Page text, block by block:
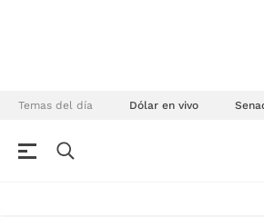
Temas del día Dólar en vivo